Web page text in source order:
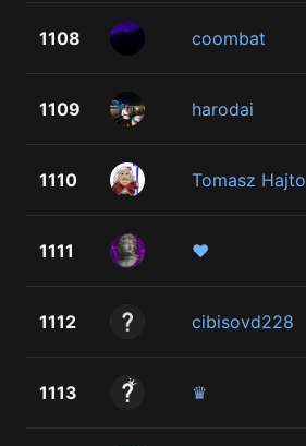
1108 coombat
1109 harodai
1110 Tomasz Hajto
1111 ♥
1112 cibisovd228
1113 ♛